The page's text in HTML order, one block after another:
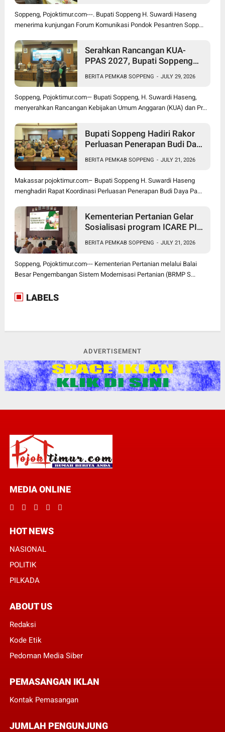
Soppeng, Pojoktimur.com---. Bupati Soppeng H. Suwardi Haseng
menerima kunjungan Forum Komunikasi Pondok Pesantren Sopp...
Serahkan Rancangan KUA-
PPAS 2027, Bupati Soppeng
Tengah Tekanan Fiskal
BERITA PEMKAB SOPPENG - JULY 29, 2026
Soppeng, Pojoktimur.com— Bupati Soppeng, H. Suwardi Haseng,
menyerahkan Rancangan Kebijakan Umum Anggaran (KUA) dan Pr...
Bupati Soppeng Hadiri Rakor
Perluasan Penerapan Budi Daya
BERITA PEMKAB SOPPENG - JULY 21, 2026
Makassar pojoktimur.com– Bupati Soppeng H. Suwardi Haseng
menghadiri Rapat Koordinasi Perluasan Penerapan Budi Daya Pa...
Kementerian Pertanian Gelar
Sosialisasi program ICARE PIU
BERITA PEMKAB SOPPENG - JULY 21, 2026
Soppeng, Pojoktimur.com--- Kementerian Pertanian melalui Balai
Besar Pengembangan Sistem Modernisasi Pertanian (BRMP S...
LABELS
ADVERTISEMENT
MEDIA ONLINE
HOT NEWS
NASIONAL
POLITIK
PILKADA
ABOUT US
Redaksi
Kode Etik
Pedoman Media Siber
PEMASANGAN IKLAN
Kontak Pemasangan
JUMLAH PENGUNJUNG